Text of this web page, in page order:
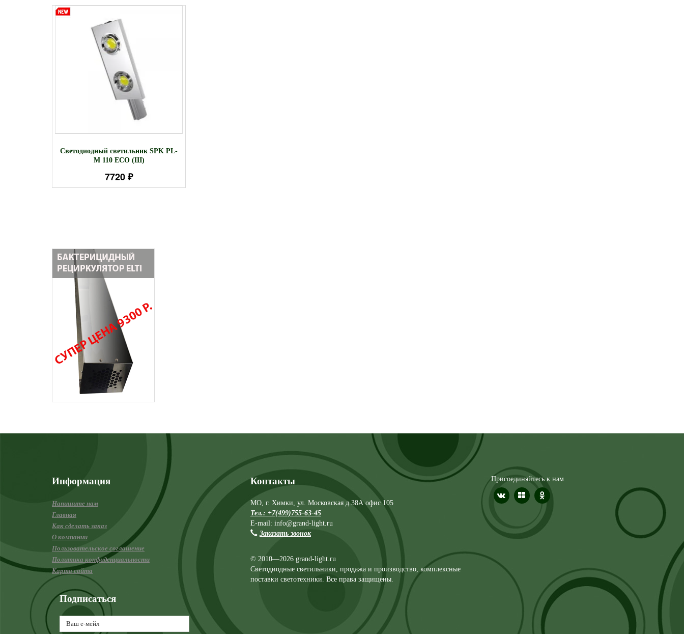
Светодиодный светильник SPK PL-
M 110 ECO (Ш)
7720 ₽
Информация
Напишите нам
Главная
Как сделать заказ
О компании
Пользовательское соглашение
Политика конфиденциальности
Карта сайта
Контакты
МО, г. Химки, ул. Московская д.38А офис 105
Тел.: +7(499)755-63-45
E-mail: info@grand-light.ru
Заказать звонок
© 2010—2026 grand-light.ru
Светодиодные светильники, продажа и производство, комплексные
поставки светотехники. Все права защищены.
Присоединяйтесь к нам
Подписаться